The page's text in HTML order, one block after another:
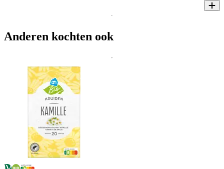
Anderen kochten ook